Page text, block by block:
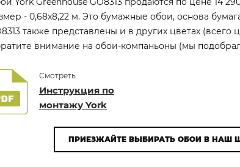
- 0,68x8,22 м. Это бумажные обои, основа
также представлены и в других цветах (всего
внимание на обои-компаньоны (мы
Смотреть
Инструкция по
монтажу York
ПРИЕЗЖАЙТЕ ВЫБИРАТЬ ОБОИ В НАШ